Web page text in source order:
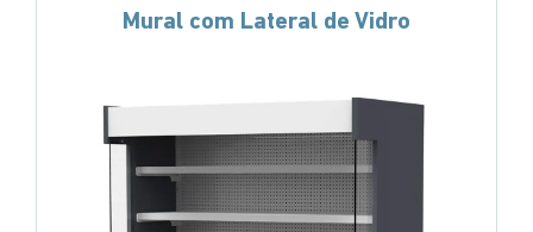
Mural com Lateral de Vidro